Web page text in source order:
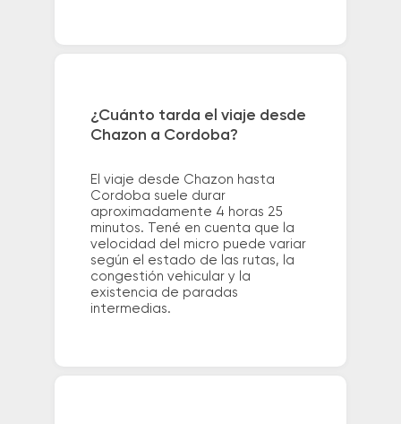
¿Cuánto tarda el viaje desde
Chazon a Cordoba?
El viaje desde Chazon hasta
Cordoba suele durar
aproximadamente 4 horas 25
minutos. Tené en cuenta que la
velocidad del micro puede variar
según el estado de las rutas, la
congestión vehicular y la
existencia de paradas
intermedias.